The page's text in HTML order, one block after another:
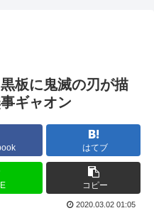
コケるwww
ターが本気で分析した結...
格がいいらしい。
シーン、青少年への影響を...
て超石器時代だった英国に...
大きくない」3兆円も支援...
綾」「黒沢ともよ」パチ●...
板に鬼滅の刃が描
ギャオン
はてブ
コピー
2020.03.02 01:05